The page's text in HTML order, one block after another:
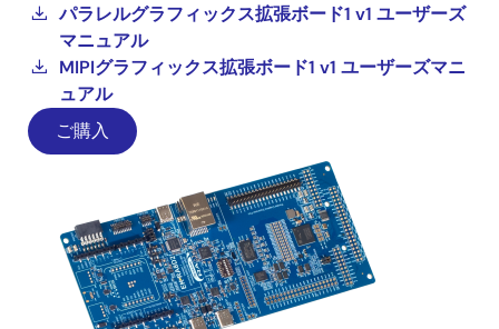
パラレルグラフィックス拡張ボード1 v1 ユーザーズ
マニュアル
MIPIグラフィックス拡張ボード1 v1 ユーザーズマニ
ュアル
ご購入